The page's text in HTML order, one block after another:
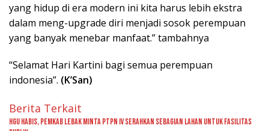
yang hidup di era modern ini kita harus lebih ekstra
dalam meng-upgrade diri menjadi sosok perempuan
yang banyak menebar manfaat.” tambahnya
“Selamat Hari Kartini bagi semua perempuan
indonesia”. (K’San)
Berita Terkait
HGU Habis, Pemkab Lebak Minta PTPN IV Serahkan Sebagian Lahan untuk Fasilitas